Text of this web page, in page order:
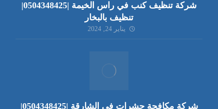
شركة تنظيف كنب في راس الخيمة |0504348425|
تنظيف بالبخار
يناير 24, 2024
شركة مكافحة حشرات في الشارقة |0504348425|